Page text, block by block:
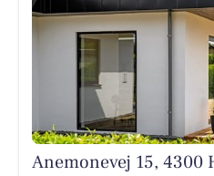
Anemonevej 15, 4300